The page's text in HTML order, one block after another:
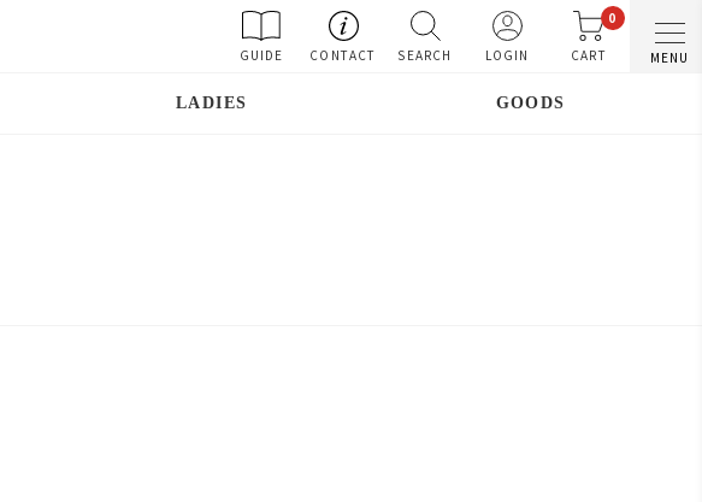
GUIDE CONTACT SEARCH LOGIN
0
CART MENU
LADIES GOODS